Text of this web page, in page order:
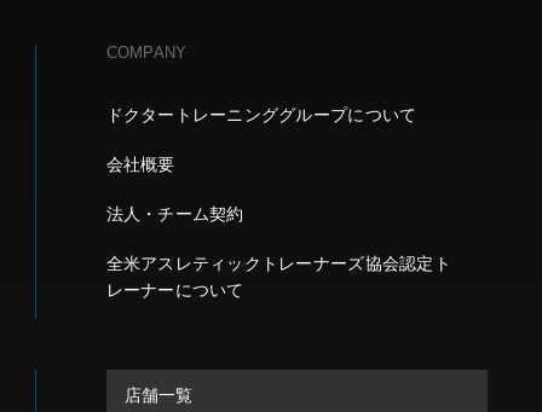
COMPANY
ドクタートレーニンググループについて
会社概要
法人・チーム契約
全米アスレティックトレーナーズ協会認定ト
レーナーについて
店舗一覧